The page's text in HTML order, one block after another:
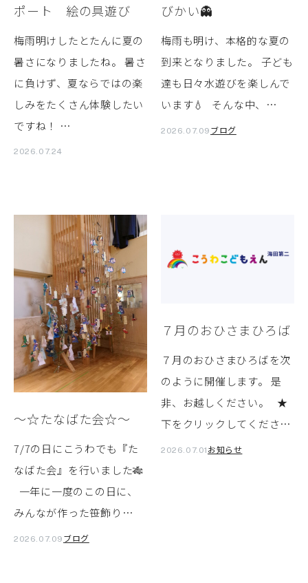
ポート 絵の具遊び
梅雨明けしたとたんに夏の
暑さになりましたね。 暑さ
に負けず、夏ならではの楽
しみをたくさん体験したい
ですね！ …
2026.07.24
びかい👻
梅雨も明け、本格的な夏の
到来となりました。 子ども
達も日々水遊びを楽しんで
います💧 そんな中、…
2026.07.09 ブログ
～☆たなばた会☆～
7/7の日にこうわでも『た
なばた会』を行いました🎋
一年に一度のこの日に、
みんなが作った笹飾り…
2026.07.09 ブログ
７月のおひさまひろば
７月のおひさまひろばを次
のように開催します。 是
非、お越しください。 ★
下をクリックしてくださ…
2026.07.01 お知らせ